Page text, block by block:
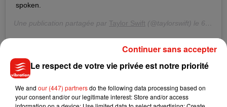
spoken.
Une publication partagée par Taylor Swift (@taylorswift) le 6 Déc. 2019 à 12 :00 PST
Une tournée écourtée
Il y a quelques semaines, avant que l'on ne découvre cette
décision de ne pas partir en tournée pour promouvoir son
Le respect de votre vie privée est notre priorité
We and our (447) partnersdo the following data processing based on
your consent and/or our legitimate interest: Store and/or access
Continuer sans accepter